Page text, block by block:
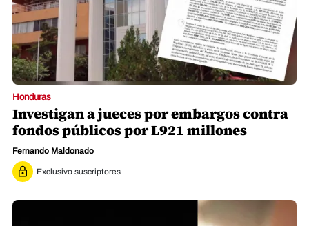
Honduras
Investigan a jueces por embargos contra
fondos públicos por L921 millones
Fernando Maldonado
Exclusivo suscriptores